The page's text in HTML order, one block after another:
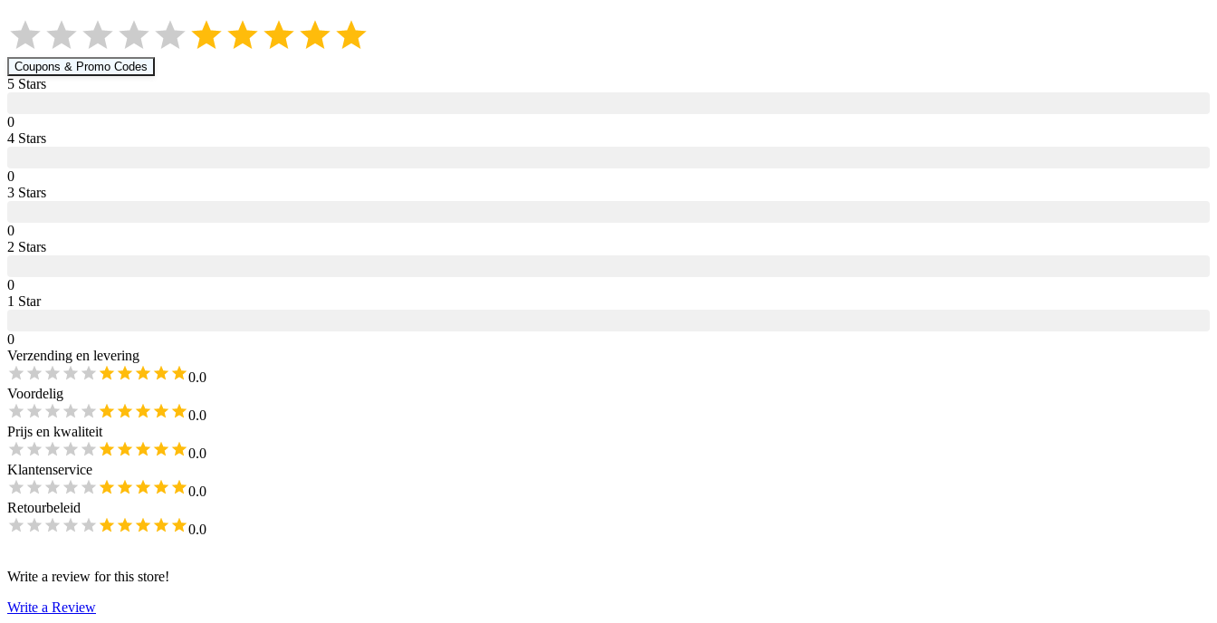
Coupons & Promo Codes
5 Stars
0
4 Stars
0
3 Stars
0
2 Stars
0
1 Star
0
Verzending en levering
0.0
Voordelig
0.0
Prijs en kwaliteit
0.0
Klantenservice
0.0
Retourbeleid
0.0
Write a review for this store!
Write a Review